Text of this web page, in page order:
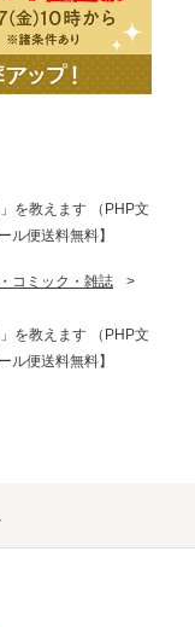
を教えます （PHP文
ル便送料無料】
コミック・雑誌
>
を教えます （PHP文
ル便送料無料】